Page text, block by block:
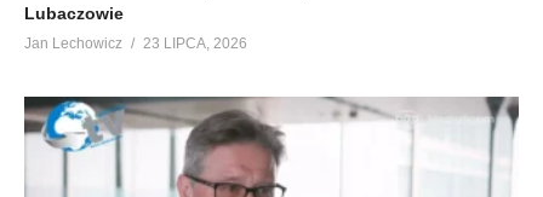
Lubaczowie
Jan Lechowicz 23 LIPCA, 2026